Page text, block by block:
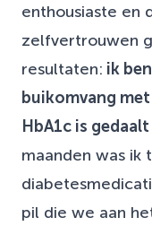
enthousiaste en
zelfvertrouwen
resultaten: ik
buikomvang
HbA1c is
maanden was ik
pil die we aan